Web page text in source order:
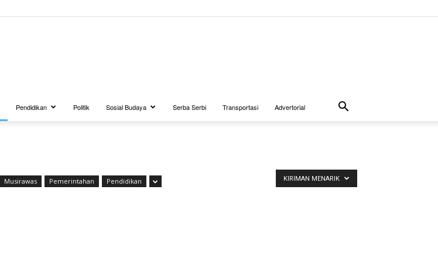
Pendidikan Politik Sosial Budaya Serba Serbi Transportasi Advertorial
Musirawas Pemerintahan Pendidikan KIRIMAN MENARIK